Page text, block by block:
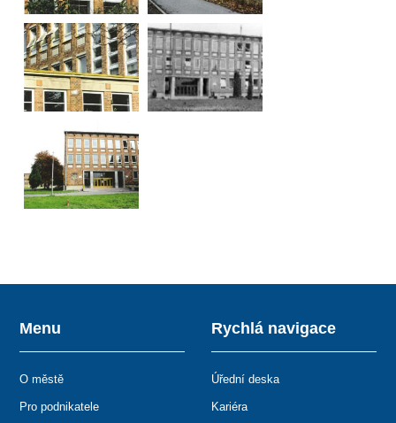
Menu
O městě
Pro podnikatele
Rychlá navigace
Úřední deska
Kariéra